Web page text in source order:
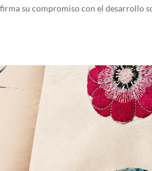
su compromiso con el desarrollo